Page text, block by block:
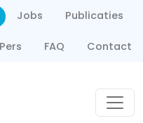
Jobs Publicaties
Pers FAQ Contact